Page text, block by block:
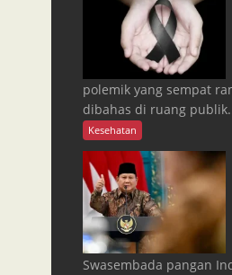
polemik yang sempat
dibahas di ruang
Kesehatan
Swasembada pangan